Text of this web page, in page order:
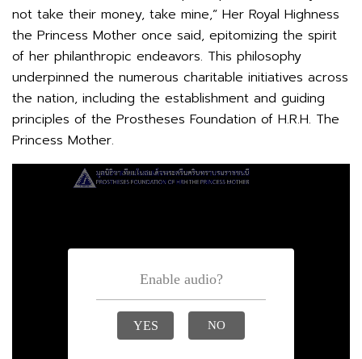
not take their money, take mine,” Her Royal Highness
the Princess Mother once said, epitomizing the spirit
of her philanthropic endeavors. This philosophy
underpinned the numerous charitable initiatives across
the nation, including the establishment and guiding
principles of the Prostheses Foundation of H.R.H. The
Princess Mother.